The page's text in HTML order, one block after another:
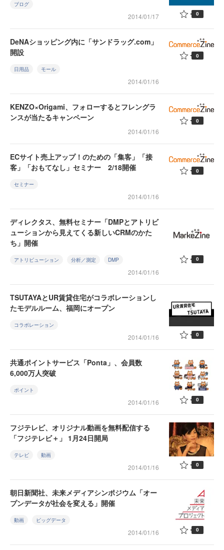
ブログ
2014/01/17 0
DeNAショッピング内に「サンドラッグ.com」
開設
日用品 モール
2014/01/16
0
KENZO×Origami、フォローするとフレングラ
ンスが当たるキャンペーン
2014/01/16
0
ECサイト売上アップ！のための「集客」「接
客」「おもてなし」セミナー 2/18開催
セミナー
2014/01/16
0
ディレクタス、無料セミナー「DMPとアトリビ
ューションから見えてくる新しいCRMのかた
ち」開催
アトリビューション 分析／測定 DMP
2014/01/16
0
TSUTAYAとUR賃貸住宅がコラボレーションし
たモデルルーム、福岡にオープン
コラボレーション
2014/01/16 0
共通ポイントサービス「Ponta」、会員数
6,000万人突破
ポイント
2014/01/16 0
フジテレビ、オリジナル動画を無料配信する
「フジテレビ＋」 1月24日開局
テレビ 動画
2014/01/16 0
朝日新聞社、未来メディアシンポジウム「オー
プンデータが社会を変える」開催
動画 ビッグデータ
2014/01/16 0